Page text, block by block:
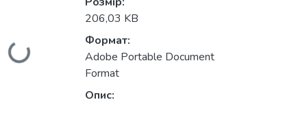
Вантажиться...
206,03 KB
Формат:
Adobe Portable Document
Format
Опис: